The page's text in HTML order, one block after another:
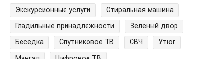
Экскурсионные услуги
Стиральная машина
Гладильные принадлежности
Зеленый двор
Беседка
Спутниковое ТВ СВЧ
Утюг